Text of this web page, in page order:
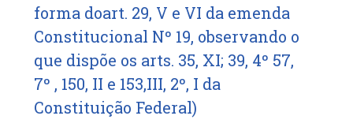
forma doart. 29, V e VI da emenda
Constitucional Nº 19, observando o
que dispõe os arts. 35, XI; 39, 4º 57,
7º , 150, II e 153,III, 2º, I da
Constituição Federal)